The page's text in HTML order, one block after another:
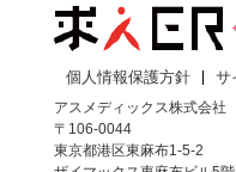
個人情報保護方針
サ
アスメディックス株式会社
〒106-0044
東京都港区東麻布1-5-2